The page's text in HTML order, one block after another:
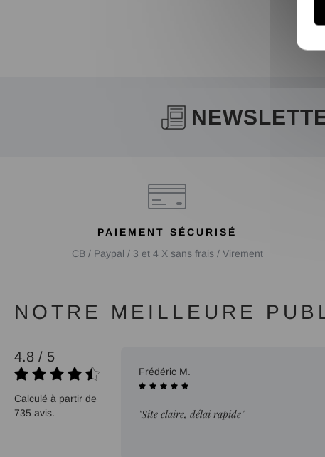
PAIEMENT SÉCURISÉ
CB / Paypal / 3 et 4 X sans frais / Virement
NOTRE MEILLEURE
4.8 / 5
Calculé à partir de
735 avis.
27/07/2026 Frédéric M.
"Site claire, délai rapide"